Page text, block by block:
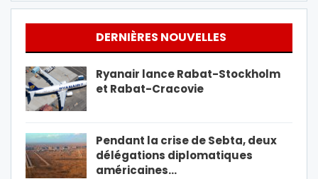
DERNIÈRES NOUVELLES
Ryanair lance Rabat-Stockholm
et Rabat-Cracovie
Pendant la crise de Sebta, deux
délégations diplomatiques
américaines…